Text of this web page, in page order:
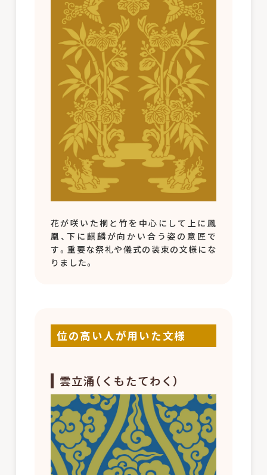
花が咲いた桐と竹を中心にして上に鳳
凰、下に麒麟が向かい合う姿の意匠で
す。重要な祭礼や儀式の装束の文様にな
りました。
位の高い人が用いた文様
雲立涌（くもたてわく）